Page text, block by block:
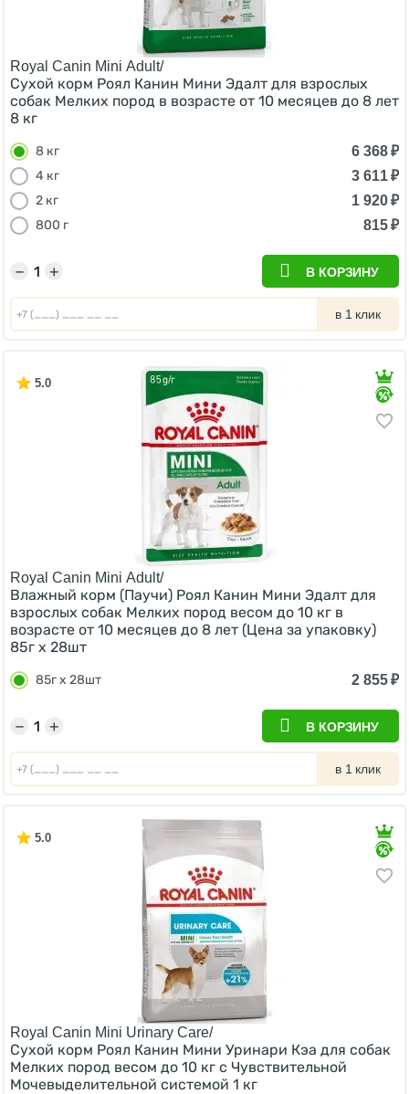
Royal Canin Mini Adult/
Сухой корм Роял Канин Мини Эдалт для взрослых
собак Мелких пород в возрасте от 10 месяцев до 8 лет
8 кг
8 кг 6 368₽
4 кг
3 611₽
2 кг
1 920₽
800 г
815₽
+
− В КОРЗИНУ
в 1 клик
5.0
Royal Canin Mini Adult/
Влажный корм (Паучи) Роял Канин Мини Эдалт для
взрослых собак Мелких пород весом до 10 кг в
возрасте от 10 месяцев до 8 лет (Цена за упаковку)
85г х 28шт
85г х 28шт 2 855₽
+
− В КОРЗИНУ
в 1 клик
5.0
Royal Canin Mini Urinary Care/
Сухой корм Роял Канин Мини Уринари Кэа для собак
Мелких пород весом до 10 кг с Чувствительной
Мочевыделительной системой 1 кг